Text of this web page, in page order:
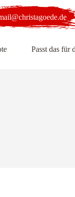
Passt das für